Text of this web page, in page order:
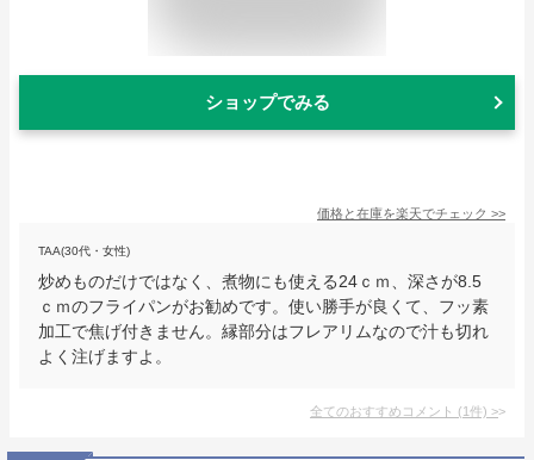
ショップでみる
価格と在庫を楽天でチェック >>
TAA(30代・女性)
炒めものだけではなく、煮物にも使える24ｃｍ、深さが8.5
ｃｍのフライパンがお勧めです。使い勝手が良くて、フッ素
加工で焦げ付きません。縁部分はフレアリムなので汁も切れ
よく注げますよ。
全てのおすすめコメント (1件) >